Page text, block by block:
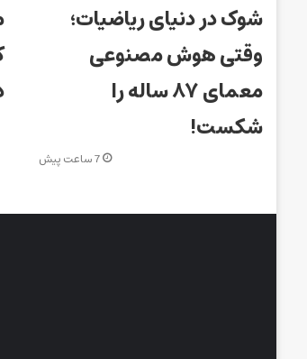
شوک در دنیای ریاضیات؛
وقتی هوش مصنوعی
معمای ۸۷ ساله را
شکست!
7 ساعت پیش